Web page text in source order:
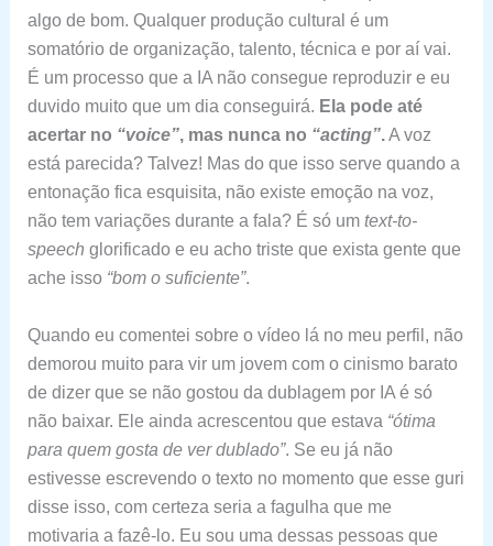
algo de bom. Qualquer produção cultural é um
somatório de organização, talento, técnica e por aí vai.
É um processo que a IA não consegue reproduzir e eu
duvido muito que um dia conseguirá. Ela pode até
acertar no “voice”, mas nunca no “acting”.A voz
está parecida? Talvez! Mas do que isso serve quando a
entonação fica esquisita, não existe emoção na voz,
não tem variações durante a fala? É só um text-to-
speech glorificado e eu acho triste que exista gente que
ache isso “bom o suficiente”.
Quando eu comentei sobre o vídeo lá no meu perfil, não
demorou muito para vir um jovem com o cinismo barato
de dizer que se não gostou da dublagem por IA é só
não baixar. Ele ainda acrescentou que estava “ótima
para quem gosta de ver dublado”. Se eu já não
estivesse escrevendo o texto no momento que esse guri
disse isso, com certeza seria a fagulha que me
motivaria a fazê-lo. Eu sou uma dessas pessoas que